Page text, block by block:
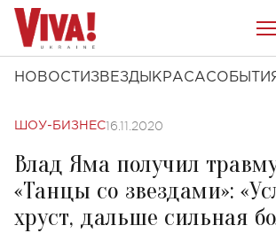
НОВОСТИ ЗВЕЗДЫ КРАСА
ШОУ-БИЗНЕС16.11.2020
Влад Яма получил
«Танцы со звездами»:
хруст, дальше сильная